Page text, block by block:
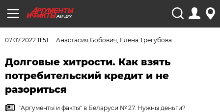
AIF.BY
07.07.2022 11:51 Анастасия Бобович, Елена Трегубова
Долговые хитрости. Как взять
потребительский кредит и не
разориться
"Аргументы и факты" в Беларуси № 27. Нужны деньги?